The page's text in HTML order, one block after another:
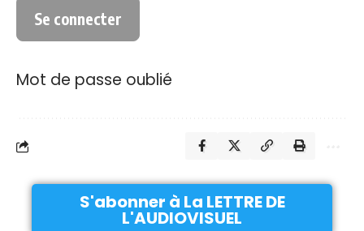
Mot de passe oublié
S'abonner à La LETTRE DE
L'AUDIOVISUEL